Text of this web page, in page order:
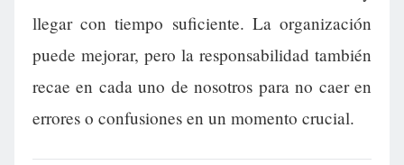
llegar con tiempo suficiente. La organización
puede mejorar, pero la responsabilidad también
recae en cada uno de nosotros para no caer en
errores o confusiones en un momento crucial.